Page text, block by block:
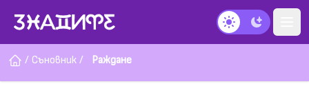
Тъмен режим
/ Съновник / Раждане